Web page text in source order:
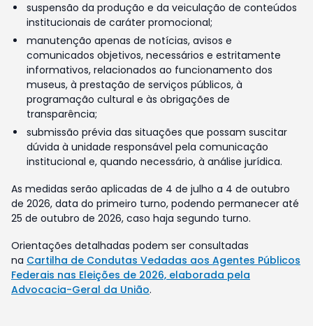
suspensão da produção e da veiculação de conteúdos
institucionais de caráter promocional;
manutenção apenas de notícias, avisos e
comunicados objetivos, necessários e estritamente
informativos, relacionados ao funcionamento dos
museus, à prestação de serviços públicos, à
programação cultural e às obrigações de
transparência;
submissão prévia das situações que possam suscitar
dúvida à unidade responsável pela comunicação
institucional e, quando necessário, à análise jurídica.
As medidas serão aplicadas de 4 de julho a 4 de outubro
de 2026, data do primeiro turno, podendo permanecer até
25 de outubro de 2026, caso haja segundo turno.
Orientações detalhadas podem ser consultadas
na Cartilha de Condutas Vedadas aos Agentes Públicos
Federais nas Eleições de 2026, elaborada pela
Advocacia-Geral da União.